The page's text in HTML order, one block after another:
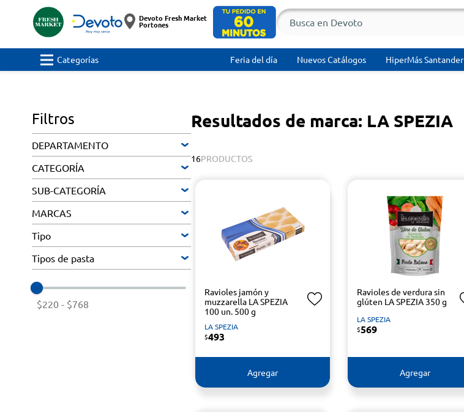
Devoto Fresh Market
Portones
Categorías Feria del día Nuevos Catálogos HiperMás Santander
Filtros
DEPARTAMENTO
CATEGORÍA
SUB-CATEGORÍA
MARCAS
Tipo
Tipos de pasta
$220 - $768
Resultados de marca: LA SPEZIA
16PRODUCTOS
Ravioles jamón y
muzzarella LA SPEZIA
100 un. 500 g
LA SPEZIA
$493
Agregar
Ravioles de verdura sin
glúten LA SPEZIA 350 g
LA SPEZIA
$569
Agregar